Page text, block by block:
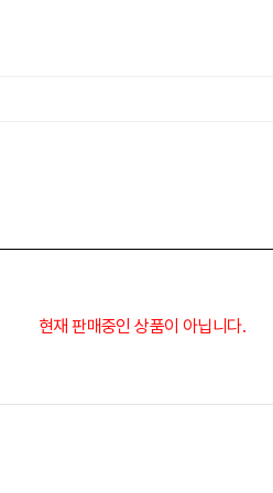
현재 판매중인 상품이 아닙니다.